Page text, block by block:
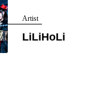
Artist
LiLiHoLi